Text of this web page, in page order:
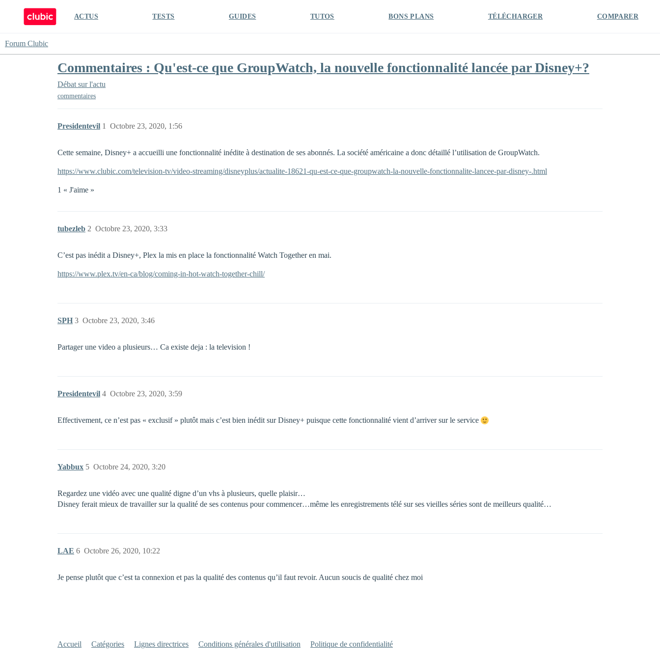
ACTUS TESTS GUIDES TUTOS BONS PLANS TÉLÉCHARGER COMPARER
Forum Clubic
Commentaires : Qu'est-ce que GroupWatch, la nouvelle fonctionnalité lancée par Disney+?
Débat sur l'actu
commentaires
Presidentevil Octobre 23, 2020, 1:56
1
Cette semaine, Disney+ a accueilli une fonctionnalité inédite à destination de ses abonnés. La société américaine a donc détaillé l’utilisation de GroupWatch.
https://www.clubic.com/television-tv/video-streaming/disneyplus/actualite-18621-qu-est-ce-que-groupwatch-la-nouvelle-fonctionnalite-lancee-par-disney-.html
1 « J'aime »
tubezleb Octobre 23, 2020, 3:33
2
C’est pas inédit a Disney+, Plex la mis en place la fonctionnalité Watch Together en mai.
https://www.plex.tv/en-ca/blog/coming-in-hot-watch-together-chill/
SPH Octobre 23, 2020, 3:46
3
Partager une video a plusieurs… Ca existe deja : la television !
Presidentevil Octobre 23, 2020, 3:59
4
Effectivement, ce n’est pas « exclusif » plutôt mais c’est bien inédit sur Disney+ puisque cette fonctionnalité vient d’arriver sur le service
Yabbux Octobre 24, 2020, 3:20
5
Regardez une vidéo avec une qualité digne d’un vhs à plusieurs, quelle plaisir…
Disney ferait mieux de travailler sur la qualité de ses contenus pour commencer…même les enregistrements télé sur ses vieilles séries sont de meilleurs qualité…
LAE Octobre 26, 2020, 10:22
6
Je pense plutôt que c’est ta connexion et pas la qualité des contenus qu’il faut revoir. Aucun soucis de qualité chez moi
Accueil Catégories Lignes directrices Conditions générales d'utilisation Politique de confidentialité